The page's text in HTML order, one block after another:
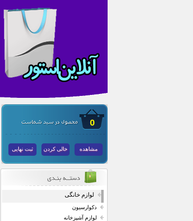
0
مشاهده خالی کردن ثبت نهایی
لوازم خانگی
دکوارسیون
لوازم آشپزخانه